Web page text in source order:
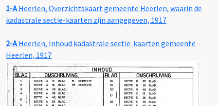
1-AHeerlen, Overzichtskaart gemeente Heerlen, waarin de
kadastrale sectie-kaarten zijn aangegeven, 1917
2-AHeerlen, Inhoud kadastrale sectie-kaarten gemeente
Heerlen, 1917